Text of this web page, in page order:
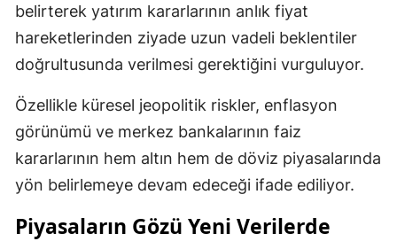
belirterek yatırım kararlarının anlık fiyat
hareketlerinden ziyade uzun vadeli beklentiler
doğrultusunda verilmesi gerektiğini vurguluyor.
Özellikle küresel jeopolitik riskler, enflasyon
görünümü ve merkez bankalarının faiz
kararlarının hem altın hem de döviz piyasalarında
yön belirlemeye devam edeceği ifade ediliyor.
Piyasaların Gözü Yeni Verilerde